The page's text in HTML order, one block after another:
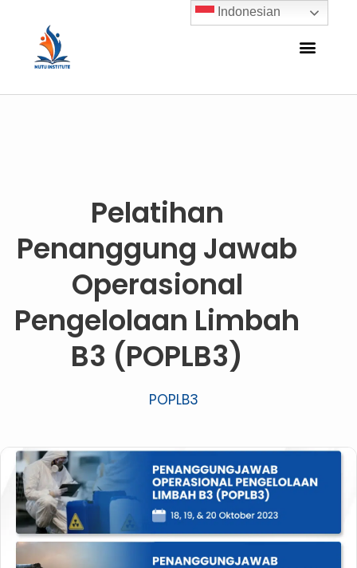
Pelatihan
Penanggung Jawab
Operasional
Pengelolaan Limbah
B3 (POPLB3)
POPLB3
Indonesian